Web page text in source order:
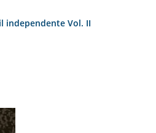
independente Vol. II